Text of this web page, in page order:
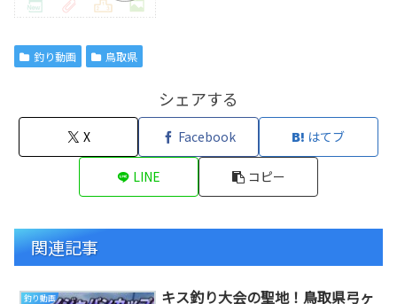
釣り動画 鳥取県
シェアする
X Facebook はてブ
LINE コピー
関連記事
釣り動画
キス釣り大会の聖地！鳥取県弓ヶ